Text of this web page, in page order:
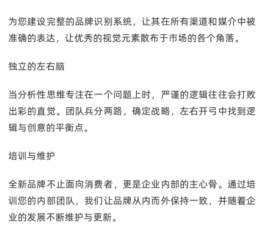
为您建设完整的品牌识别系统，让其在所有渠道和媒介中被
准确的表达，让优秀的视觉元素散布于市场的各个角落。
独立的左右脑
当分析性思维专注在一个问题上时，严谨的逻辑往往会打败
出彩的直觉。团队兵分两路，确定战略，左右开弓中找到逻
辑与创意的平衡点。
培训与维护
全新品牌不止面向消费者，更是企业内部的主心骨。通过培
训您的内部团队，我们让品牌从内而外保持一致，并随着企
业的发展不断维护与更新。